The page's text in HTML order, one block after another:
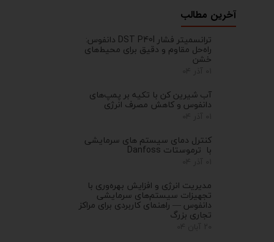
آخرین مطالب
ترانسمیتر فشار DST P40I دانفوس:
راه‌حل مقاوم و دقیق برای محیط‌های
خشن
آب شیرین کن با تکیه بر پمپ‌های
دانفوس و کاهش مصرف انرژی
کنترل‌ دمای سیستم های سرمایشی
با ترموستات Danfoss
مدیریت انرژی و افزایش بهره‌وری با
تجهیزات سیستم‌های سرمایشی
دانفوس — راهنمای کاربردی برای مراکز
تجاری بزرگ